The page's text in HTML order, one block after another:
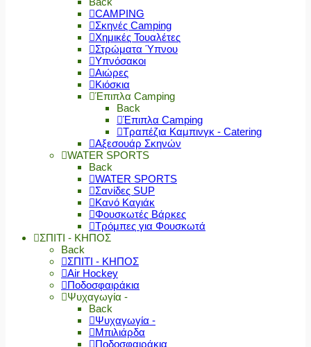
CAMPING
Σκηνές Camping
Χημικές Τουαλέτες
Στρώματα Ύπνου
Υπνόσακοι
Αιώρες
Κιόσκια
Έπιπλα Camping
Back
Έπιπλα Camping
Τραπέζια Καμπινγκ - Catering
Αξεσουάρ Σκηνών
WATER SPORTS
Back
WATER SPORTS
Σανίδες SUP
Κανό Καγιάκ
Φουσκωτές Βάρκες
Τρόμπες για Φουσκωτά
ΣΠΙΤΙ - ΚΗΠΟΣ
Back
ΣΠΙΤΙ - ΚΗΠΟΣ
Air Hockey
Ποδοσφαιράκια
Ψυχαγωγία -
Back
Ψυχαγωγία -
Μπιλιάρδα
Ποδοσφαιράκια